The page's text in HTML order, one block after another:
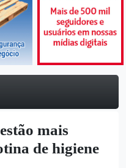
mais
de higiene